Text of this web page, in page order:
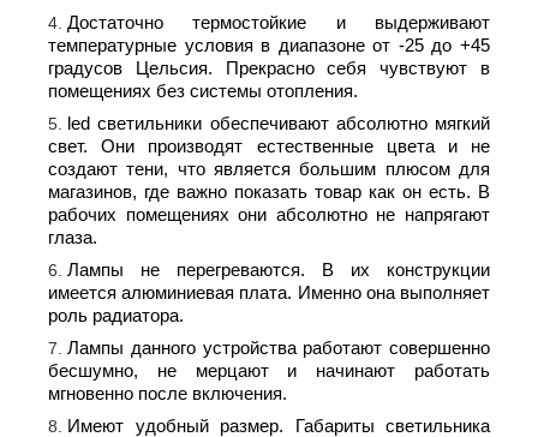
Достаточно термостойкие и выдерживают
температурные условия в диапазоне от -25 до +45
градусов Цельсия. Прекрасно себя чувствуют в
помещениях без системы отопления.
led светильники обеспечивают абсолютно мягкий
свет. Они производят естественные цвета и не
создают тени, что является большим плюсом для
магазинов, где важно показать товар как он есть. В
рабочих помещениях они абсолютно не напрягают
глаза.
Лампы не перегреваются. В их конструкции
имеется алюминиевая плата. Именно она выполняет
роль радиатора.
Лампы данного устройства работают совершенно
бесшумно, не мерцают и начинают работать
мгновенно после включения.
Имеют удобный размер. Габариты светильника